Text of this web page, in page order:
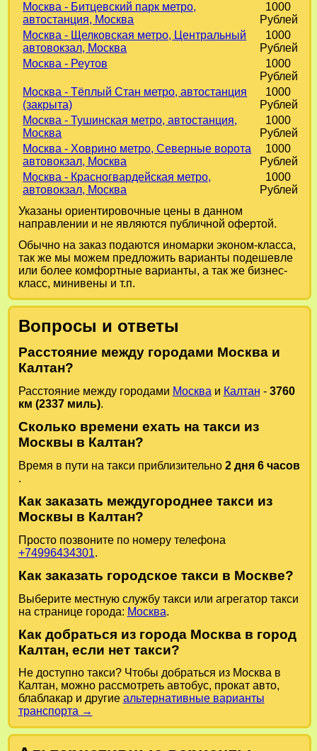
Москва - Битцевский парк метро,
автостанция, Москва
1000
Рублей
Москва - Щелковская метро, Центральный
автовокзал, Москва
1000
Рублей
Москва - Реутов
1000
Рублей
Москва - Тёплый Стан метро, автостанция
(закрыта)
1000
Рублей
Москва - Тушинская метро, автостанция,
Москва
1000
Рублей
Москва - Ховрино метро, Северные ворота
автовокзал, Москва
1000
Рублей
Москва - Красногвардейская метро,
автовокзал, Москва
1000
Рублей
Указаны ориентировочные цены в данном
направлении и не являются публичной офертой.
Обычно на заказ подаются иномарки эконом-класса,
так же мы можем предложить варианты подешевле
или более комфортные варианты, а так же бизнес-
класс, минивены и т.п.
Вопросы и ответы
Расстояние между городами Москва и
Калтан?
Расстояние между городами Москва и Калтан - 3760
км (2337 миль).
Сколько времени ехать на такси из
Москвы в Калтан?
Время в пути на такси приблизительно 2 дня 6 часов
.
Как заказать междугороднее такси из
Москвы в Калтан?
Просто позвоните по номеру телефона
+74996434301.
Как заказать городское такси в Москве?
Выберите местную службу такси или агрегатор такси
на странице города: Москва.
Как добраться из города Москва в город
Калтан, если нет такси?
Не доступно такси? Чтобы добраться из Москва в
Калтан, можно рассмотреть автобус, прокат авто,
блаблакар и другие альтернативные варианты
транспорта →